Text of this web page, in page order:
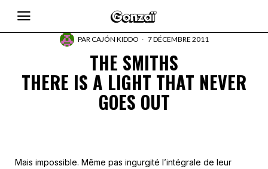
PARCAJÓN KIDDO 7 DÉCEMBRE 2011
THE SMITHS
THERE IS A LIGHT THAT NEVER
GOES OUT
Mais impossible. Même pas ingurgité l’intégrale de leur